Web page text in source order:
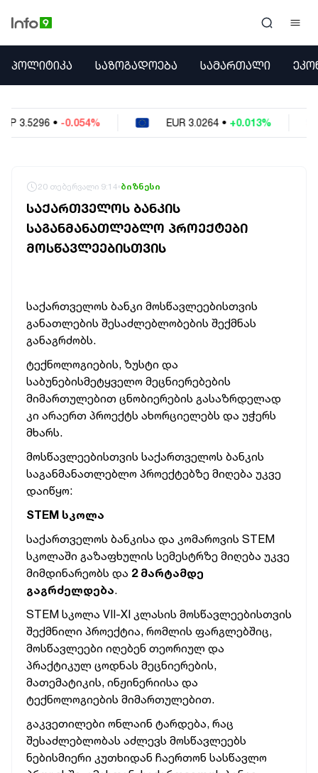
ᲞᲝᲚᲘᲢᲘᲙᲐ
ᲔᲙᲝᲜᲝᲛᲘᲙᲐ
ᲣᲪᲮᲝᲔᲗᲘ
ᲐᲛᲘᲜᲓᲘ
ᲡᲐᲛᲮᲔᲓᲠᲝ
ᲠᲔᲒᲘᲝᲜᲘ
ᲞᲐᲠᲚᲐᲛᲔᲜᲢᲘ
ᲞᲝᲚᲘᲢᲘᲙᲐ ᲡᲐᲖᲝᲒᲐᲓᲝᲔᲑᲐ ᲡᲐᲛᲐᲠᲗᲐᲚᲘ
EUR 3.0264 +0.013% USD 2.6223
20 თებერვალი 9:14 ბიზნესი
ᲡᲐᲥᲐᲠᲗᲕᲔᲚᲝᲡ ᲑᲐᲜᲙᲘᲡ
ᲡᲐᲒᲐᲜᲛᲐᲜᲐᲗᲚᲔᲑᲚᲝ ᲞᲠᲝᲔᲥᲢᲔᲑᲘ
ᲛᲝᲡᲬᲐᲕᲚᲔᲔᲑᲘᲡᲗᲕᲘᲡ
საქართველოს ბანკი მოსწავლეებისთვის
განათლების შესაძლებლობების შექმნას
განაგრძობს.
ტექნოლოგიების, ზუსტი და
საბუნებისმეტყველო მეცნიერებების
მიმართულებით ცნობიერების გასაზრდელად
კი არაერთ პროექტს ახორციელებს და უჭერს
მხარს.
მოსწავლეებისთვის საქართველოს ბანკის
საგანმანათლებლო პროექტებზე მიღება უკვე
დაიწყო:
STEM სკოლა
საქართველოს ბანკისა და კომაროვის STEM
სკოლაში გაზაფხულის სემესტრზე მიღება უკვე
მიმდინარეობს და 2 მარტამდე
გაგრძელდება.
STEM სკოლა VII-XI კლასის მოსწავლეებისთვის
შექმნილი პროექტია, რომლის ფარგლებშიც,
მოსწავლეები იღებენ თეორიულ და
პრაქტიკულ ცოდნას მეცნიერების,
მათემატიკის, ინჟინერიისა და
ტექნოლოგიების მიმართულებით.
გაკვეთილები ონლაინ ტარდება, რაც
შესაძლებლობას აძლევს მოსწავლეებს
ნებისმიერი კუთხიდან ჩაერთონ სასწავლო